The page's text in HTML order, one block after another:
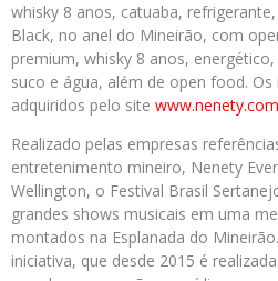
whisky 8 anos, catuaba,
Black, no anel do Mineirão, com
premium, whisky 8 anos,
suco e água, além de open food.
adquiridos pelo site
Realizado pelas empresas
entretenimento mineiro, Nenety
Wellington, o Festival Brasil
grandes shows musicais em uma
montados na Esplanada do
iniciativa, que desde 2015 é